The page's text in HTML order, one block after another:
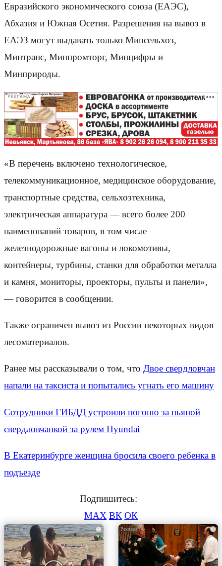
Евразийского экономического союза (ЕАЭС),
Абхазия и Южная Осетия. Разрешения на вывоз в
ЕАЭЗ могут выдавать только Минсельхоз,
Минтранс, Минпромторг, Минцифры и
Минприроды.
РЕКЛАМА
«В перечень включено технологическое,
телекоммуникационное, медицинское оборудование,
транспортные средства, сельхозтехника,
электрическая аппаратура — всего более 200
наименований товаров, в том числе
железнодорожные вагоны и локомотивы,
контейнеры, турбины, станки для обработки металла
и камня, мониторы, проекторы, пульты и панели»,
— говорится в сообщении.
Также ограничен вывоз из России некоторых видов
лесоматериалов.
Ранее мы рассказывали о том, что Двое свердловчан
напали на таксиста и попытались угнать его машину
Сотрудники ГИБДД устроили погоню за пьяной
свердловчанкой за рулем Hyundai
В Екатеринбурге женщина бросила своего ребенка в
подъезде
Подпишитесь:
MAX ВК ОК
i i